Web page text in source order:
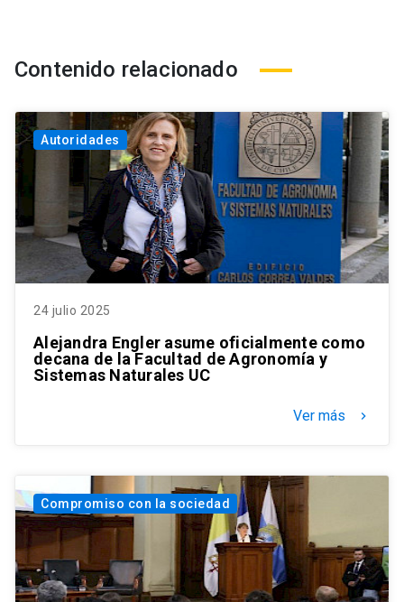
Contenido relacionado
Autoridades
24 julio 2025
Alejandra Engler asume oficialmente como
decana de la Facultad de Agronomía y
Sistemas Naturales UC
Ver más keyboard_arrow_right
Compromiso con la sociedad